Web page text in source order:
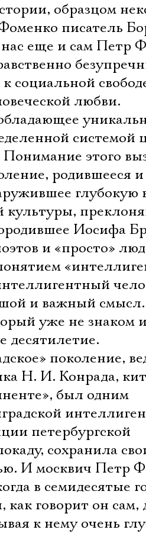
образцом
писатель
еще и сам Петр
социальной
любви.
системой
этого
родившееся
культуры,
Иосифа
и «просто»
и важный
уже не знаком
десятилетие.
поколение,
Н. И. Конрада,
был одним
петербургской
сохранила
И москвич Петр
в семидесятые
говорит он
к нему очень
Электропочта